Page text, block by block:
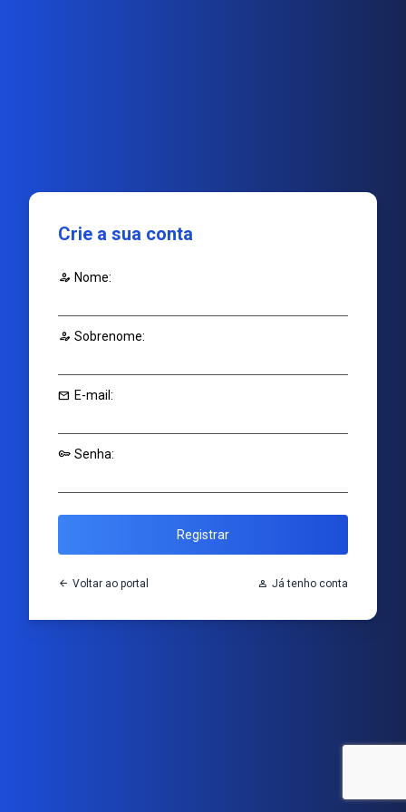
Crie a sua conta
person_edit Nome:
person_edit Sobrenome:
mail E-mail:
key Senha:
Registrar
arrow_back Voltar ao portal Person Já tenho conta